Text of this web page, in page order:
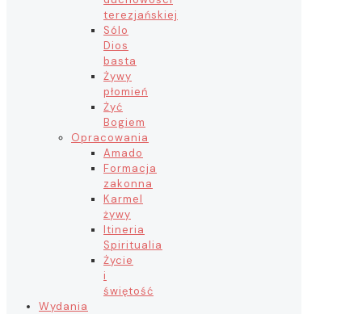
terezjańskiej
Sólo
Dios
basta
Żywy
płomień
Żyć
Bogiem
Opracowania
Amado
Formacja
zakonna
Karmel
żywy
Itineria
Spiritualia
Życie
i
świętość
Wydania